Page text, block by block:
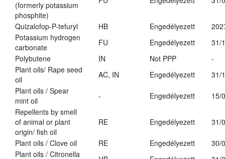
(formerly potassium
phosphite)
Quizalofop-P-tefuryl HB Engedélyezett
Potassium hydrogen
carbonate
FU Engedélyezett
31/
Polybutene
IN Not PPP
-
Plant oils/ Rape seed
oil
AC, IN Engedélyezett
31/
Plant oils / Spear
mint oil
- Engedélyezett
15/
Repellents by smell
of animal or plant
origin/ fish oil
RE Engedélyezett 31/
Plant oils / Clove oil RE Engedélyezett
30/
Plant oils / Citronella